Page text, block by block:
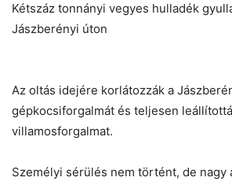
Kétszáz tonnányi vegyes hulladék
Jászberényi úton
Az oltás idejére korlátozzák a
gépkocsiforgalmát és teljesen
villamosforgalmat.
Személyi sérülés nem történt, de nagy